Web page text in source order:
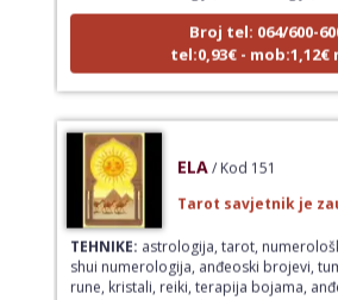
Broj tel: 064/600-
tel:0,93€ - mob:1,12€
TEHNIKE:astrologija, tarot,
shui numerologija, anđeoski brojevi,
rune, kristali, reiki, terapija bojama,
iscjeljivanje anđeoskim energijama